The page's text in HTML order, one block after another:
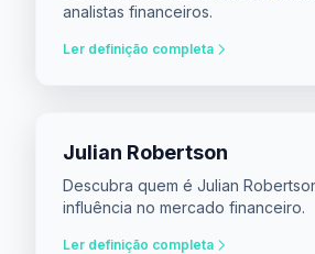
analistas financeiros.
Ler definição completa
Julian Robertson
Descubra quem é Julian
influência no mercado financeiro.
Ler definição completa